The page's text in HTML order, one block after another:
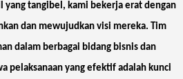
yang tangibel, kami bekerja erat dengan
dan mewujudkan visi mereka. Tim
dalam berbagai bidang bisnis dan
pelaksanaan yang efektif adalah kunci